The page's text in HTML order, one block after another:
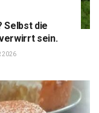
Selbst die
sein.
2026